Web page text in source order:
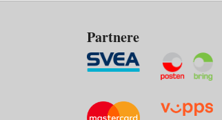
Partnere